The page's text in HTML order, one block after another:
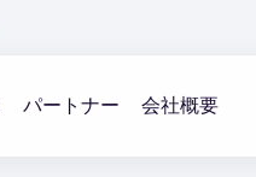
パートナー 会社概要